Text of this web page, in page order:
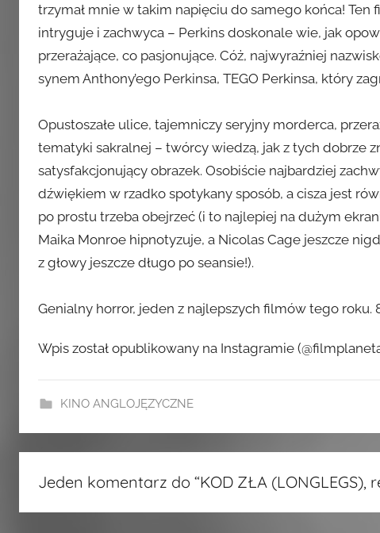
trzymał mnie w takim napięciu do samego końca!
intryguje i zachwyca – Perkins doskonale wie, jak
przerażające, co pasjonujące. Cóż, najwyraźniej
synem Anthony’ego Perkinsa, TEGO Perkinsa, który
Opustoszałe ulice, tajemniczy seryjny morderca,
tematyki sakralnej – twórcy wiedzą, jak z tych dobrze
satysfakcjonujący obrazek. Osobiście najbardziej
dźwiękiem w rzadko spotykany sposób, a cisza jest
po prostu trzeba obejrzeć (i to najlepiej na dużym
Maika Monroe hipnotyzuje, a Nicolas Cage jeszcze
z głowy jeszcze długo po seansie!).
Genialny horror, jeden z najlepszych filmów tego roku.
Wpis został opublikowany na Instagramie
KINO ANGLOJĘZYCZNE
Jeden komentarz do “KOD ZŁA (LONGLEGS),